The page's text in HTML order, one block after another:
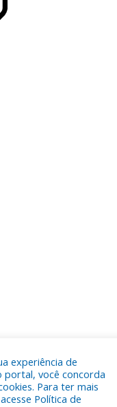
experiência de
portal, você concorda
Para ter mais
Política de